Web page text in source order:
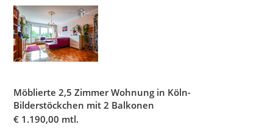
Möblierte 2,5 Zimmer Wohnung in Köln-
Bilderstöckchen mit 2 Balkonen
€ 1.190,00 mtl.